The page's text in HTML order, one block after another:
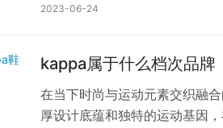
2023-06-24
kappa属于什么档次品
在当下时尚与运动元素交织融
厚设计底蕴和独特的运动基因